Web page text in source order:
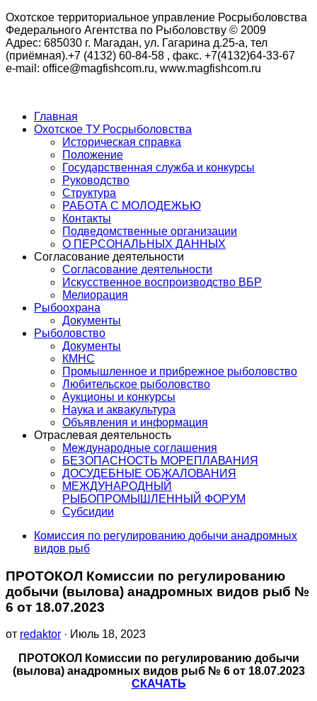
Охотское территориальное управление Росрыболовства
Федерального Агентства по Рыболовству © 2009
Адрес: 685030 г. Магадан, ул. Гагарина д.25-а, тел
(приёмная).+7 (4132) 60-84-58 , факс. +7(4132)64-33-67
e-mail: office@magfishcom.ru, www.magfishcom.ru
Главная
Охотское ТУ Росрыболовства
Историческая справка
Положение
Государственная служба и конкурсы
Руководство
Структура
РАБОТА С МОЛОДЕЖЬЮ
Контакты
Подведомственные организации
О ПЕРСОНАЛЬНЫХ ДАННЫХ
Согласование деятельности
Согласование деятельности
Искусственное воспроизводство ВБР
Мелиорация
Рыбоохрана
Документы
Рыболовство
Документы
КМНС
Промышленное и прибрежное рыболовство
Любительское рыболовство
Аукционы и конкурсы
Наука и аквакультура
Объявления и информация
Отраслевая деятельность
Международные соглашения
БЕЗОПАСНОСТЬ МОРЕПЛАВАНИЯ
ДОСУДЕБНЫЕ ОБЖАЛОВАНИЯ
МЕЖДУНАРОДНЫЙ
РЫБОПРОМЫШЛЕННЫЙ ФОРУМ
Субсидии
Комиссия по регулированию добычи анадромных
видов рыб
ПРОТОКОЛ Комиссии по регулированию
добычи (вылова) анадромных видов рыб №
6 от 18.07.2023
от redaktor · Июль 18, 2023
ПРОТОКОЛ Комиссии по регулированию добычи
(вылова) анадромных видов рыб № 6 от 18.07.2023
СКАЧАТЬ